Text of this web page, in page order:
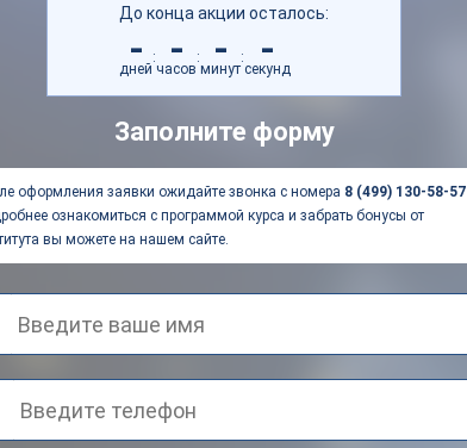
До конца акции осталось:
-
дней
: -
часов
: -
минут
: -
секунд
Заполните форму
оформления заявки ожидайте звонка с номера 8 (499) 130-58-57
ознакомиться с программой курса и забрать бонусы от
вы можете на нашем сайте.